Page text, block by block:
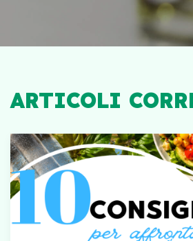
ARTICOLI